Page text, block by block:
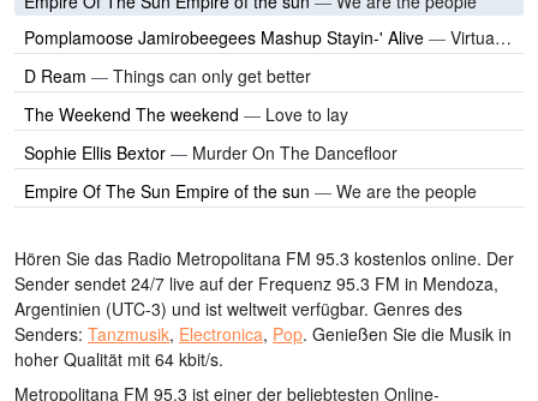
Pomplamoose Jamirobeegees Mashup Stayin-' Alive — Virtual Insanity
D Ream — Things can only get better
The Weekend The weekend — Love to lay
Sophie Ellis Bextor — Murder On The Dancefloor
Empire Of The Sun Empire of the sun — We are the people
Hören Sie das Radio Metropolitana FM 95.3 kostenlos online. Der
Sender sendet 24/7 live auf der Frequenz 95.3 FM in Mendoza,
Argentinien (UTC-3) und ist weltweit verfügbar. Genres des
Senders: Tanzmusik, Electronica, Pop. Genießen Sie die Musik in
hoher Qualität mit 64 kbit/s.
Metropolitana FM 95.3 ist einer der beliebtesten Online-